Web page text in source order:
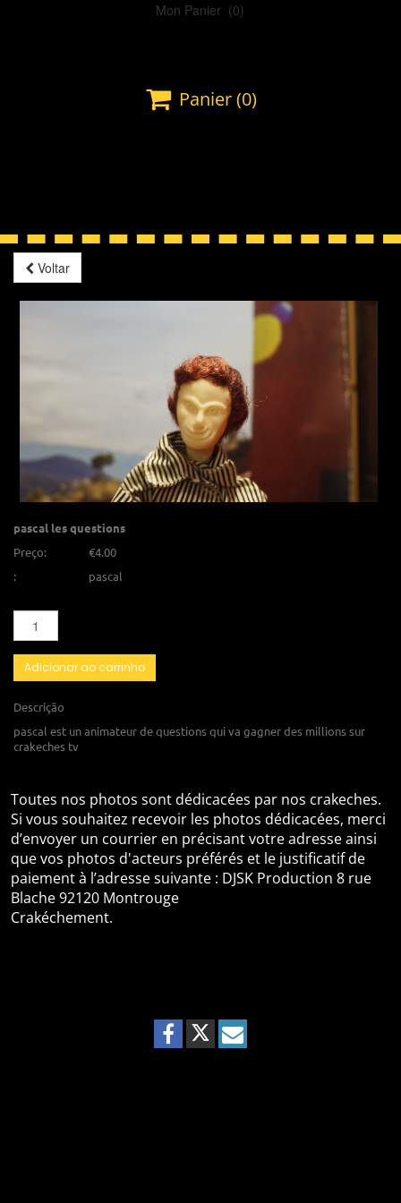
Mon Panier (0)
 Panier (0)
Voltar
pascal les questions
Preço:
€4.00
:
pascal
Adicionar ao carrinho
Descrição
pascal est un animateur de questions qui va gagner des millions sur
crakeches tv
Toutes nos photos sont dédicacées par nos crakeches.
Si vous souhaitez recevoir les photos dédicacées, merci
d’envoyer un courrier en précisant votre adresse ainsi
que vos photos d'acteurs préférés et le justificatif de
paiement à l’adresse suivante : DJSK Production 8 rue
Blache 92120 Montrouge
Crakéchement.